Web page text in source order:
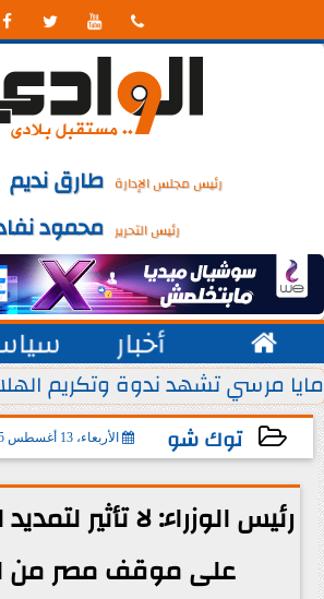
   
رئيس مجلس الإدارة طارق نديم
رئيس التحرير محمود
 أخبار
يوليو من كل عام
مايا مرسي تشهد ندوة وتكريم
توك شو الأربعاء، 13 أغسطس 2025
2025-08-13 17:13:06
رئيس الوزراء: لا تأثير
على موقف مصر من